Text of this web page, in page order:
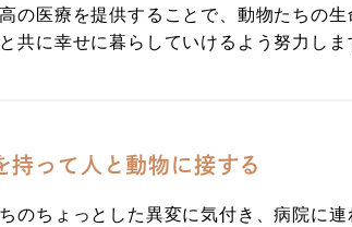
の医療を提供することで、動物たちの
共に幸せに暮らしていけるよう努力しま
持って人と動物に接する
のちょっとした異変に気付き、病院に